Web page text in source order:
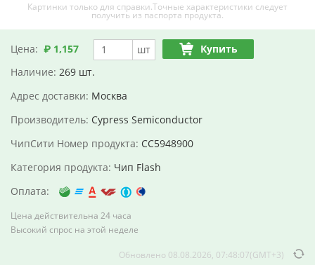
Картинки только для справки.Точные характеристики следует
получить из паспорта продукта.
Цена: ₽ 1,157 шт
Купить
Наличие: 269 шт.
Адрес доставки: Москва
Производитель: Cypress Semiconductor
ЧипСити Номер продукта: CC5948900
Категория продукта: Чип Flash
Оплата:
Цена действительна 24 часа
Высокий спрос на этой неделе
Обновлено 08.08.2026, 07:48:07(GMT+3)